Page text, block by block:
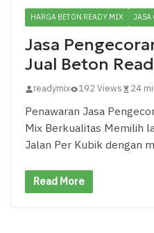
HARGA BETON READY MIX JASA
Jasa
Jual Beton
readymix 192 Views 24
Penawaran Jasa
Mix Berkualitas Memilih
Jalan Per Kubik dengan
Read More